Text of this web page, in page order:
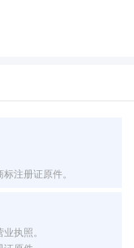
注册证原件。
执照。